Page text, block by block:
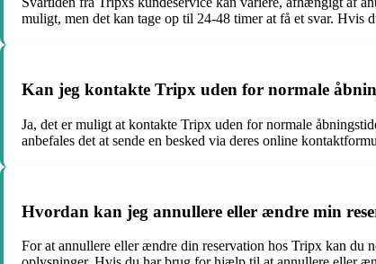
muligt, men det kan tage op til 24-48 timer at få et svar. Hvis
Kan jeg kontakte Tripx uden for normale
Ja, det er muligt at kontakte Tripx uden for normale
anbefales det at sende en besked via deres online
Hvordan kan jeg annullere eller ændre min
For at annullere eller ændre din reservation hos Tripx kan du